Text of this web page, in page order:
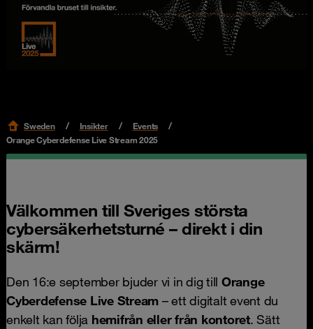
Sweden Insikter
Events
Orange Cyberdefense Live Stream 2025
Välkommen till Sveriges största
cybersäkerhetsturné – direkt i din
skärm!
Den 16:e september bjuder vi in dig till Orange
Cyberdefense Live Stream – ett digitalt event du
enkelt kan följa hemifrån eller från kontoret. Sätt